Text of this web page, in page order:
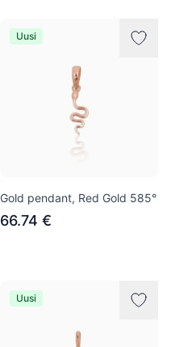
Uusi
Gold pendant, Red Gold 585°
66.74 €
Uusi